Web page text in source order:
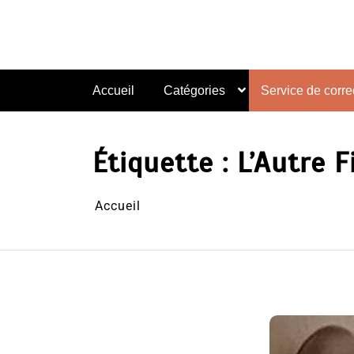
Accueil Catégories Service de
Étiquette : L’Autre
Accueil